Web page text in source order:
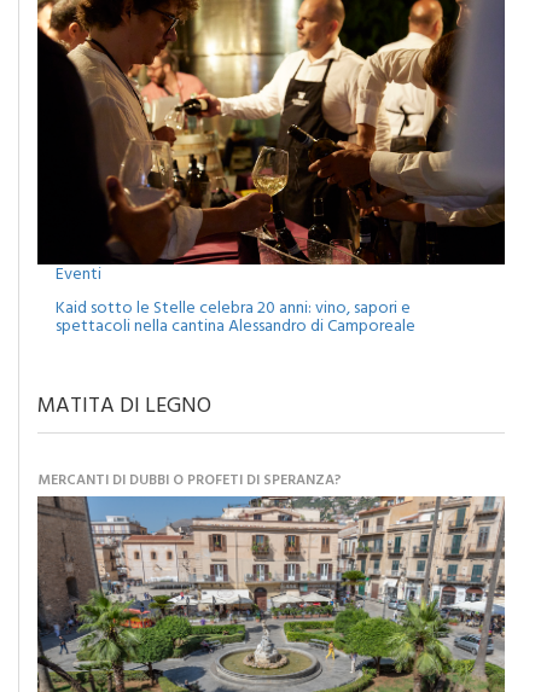
Eventi
Kaid sotto le Stelle celebra 20 anni: vino, sapori e
spettacoli nella cantina Alessandro di Camporeale
MATITA DI LEGNO
MERCANTI DI DUBBI O PROFETI DI SPERANZA?